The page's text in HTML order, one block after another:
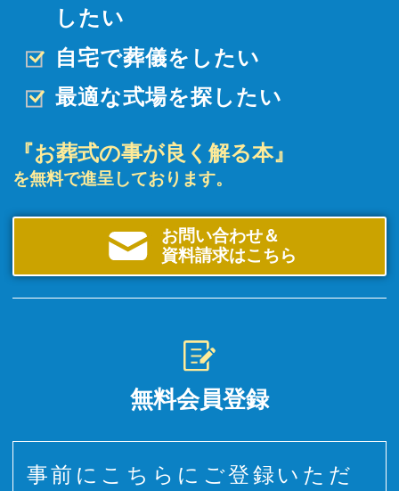
したい
自宅で葬儀をしたい
最適な式場を探したい
『お葬式の事が良く解る本』
を無料で進呈しております。
お問い合わせ＆
資料請求はこちら
無料会員登録
事前にこちらにご登録いただ